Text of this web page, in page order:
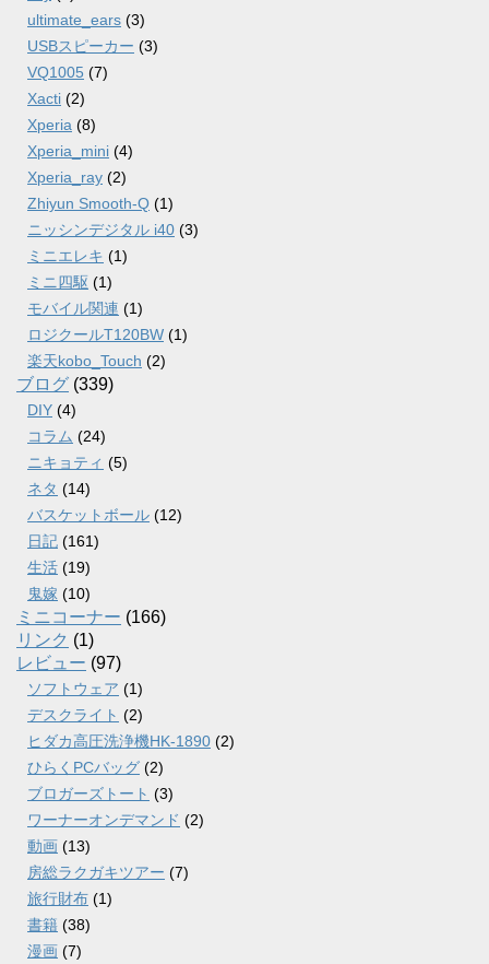
ultimate_ears (3)
USBスピーカー (3)
VQ1005 (7)
Xacti (2)
Xperia (8)
Xperia_mini (4)
Xperia_ray (2)
Zhiyun Smooth-Q (1)
ニッシンデジタル i40 (3)
ミニエレキ (1)
ミニ四駆 (1)
モバイル関連 (1)
ロジクールT120BW (1)
楽天kobo_Touch (2)
ブログ (339)
DIY (4)
コラム (24)
ニキョティ (5)
ネタ (14)
バスケットボール (12)
日記 (161)
生活 (19)
鬼嫁 (10)
ミニコーナー (166)
リンク (1)
レビュー (97)
ソフトウェア (1)
デスクライト (2)
ヒダカ高圧洗浄機HK-1890 (2)
ひらくPCバッグ (2)
ブロガーズトート (3)
ワーナーオンデマンド (2)
動画 (13)
房総ラクガキツアー (7)
旅行財布 (1)
書籍 (38)
漫画 (7)